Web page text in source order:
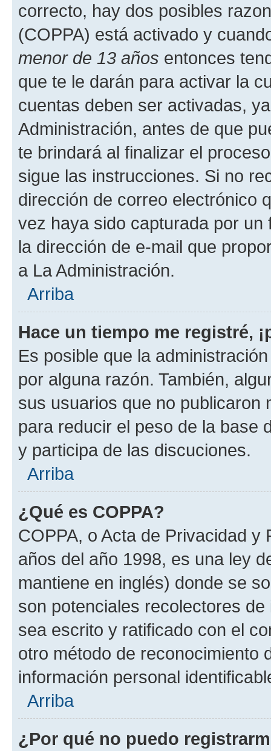
correcto, hay dos posibles
(COPPA) está activado y
menor de 13 años entonces
que te le darán para activar la
cuentas deben ser activadas,
Administración, antes de que
te brindará al finalizar el
sigue las instrucciones. Si no
dirección de correo electrónico
vez haya sido capturada por
la dirección de e-mail que
a La Administración.
Arriba
Hace un tiempo me registré,
Es posible que la
por alguna razón. También,
sus usuarios que no publicaron
para reducir el peso de la base
y participa de las discuciones.
Arriba
¿Qué es COPPA?
COPPA, o Acta de Privacidad
años del año 1998, es una ley
mantiene en inglés) donde se
son potenciales recolectores
sea escrito y ratificado con el
otro método de reconocimiento
información personal
Arriba
¿Por qué no puedo